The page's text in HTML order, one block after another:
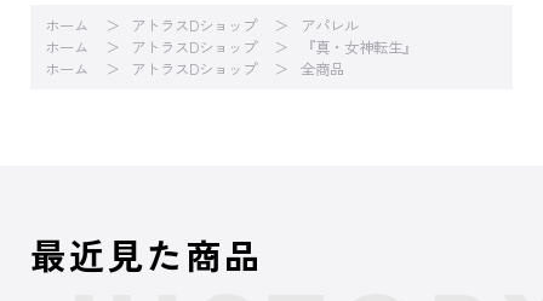
ホーム アトラスDショップ
アパレル
ホーム
アトラスDショップ
『真・女神転生』
ホーム
アトラスDショップ 全商品
最近見た商品